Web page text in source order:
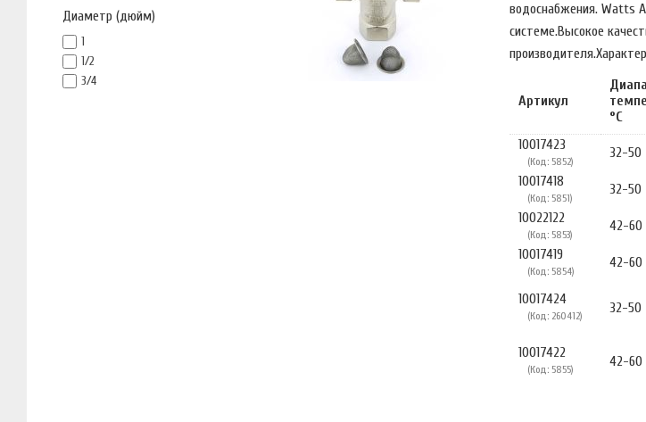
водоснабжения. Watts
системе.Высокое
Артикул
°С
10017423
(Код: 5852)
32-50
10017418
(Код: 5851)
32-50
10022122
(Код: 5853)
42-60
10017419
(Код: 5854)
42-60
10017424
(Код: 260412) 32-50
10017422
(Код: 5855) 42-60
Диаметр (дюйм)
1
1/2
3/4